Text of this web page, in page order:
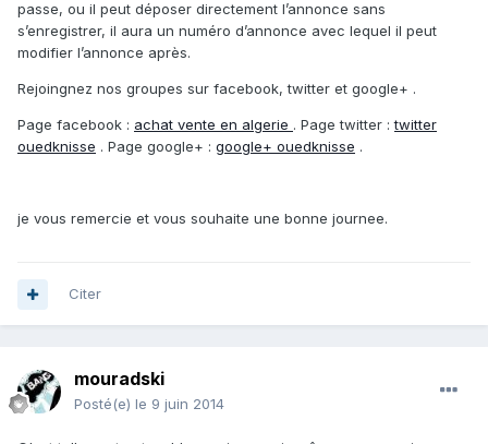
passe, ou il peut déposer directement l’annonce sans
s’enregistrer, il aura un numéro d’annonce avec lequel il peut
modifier l’annonce après.
Rejoingnez nos groupes sur facebook, twitter et google+ .
Page facebook : achat vente en algerie . Page twitter :twitter
ouedknisse . Page google+ : google+ ouedknisse .
je vous remercie et vous souhaite une bonne journee.
Citer
mouradski
Posté(e) le 9 juin 2014